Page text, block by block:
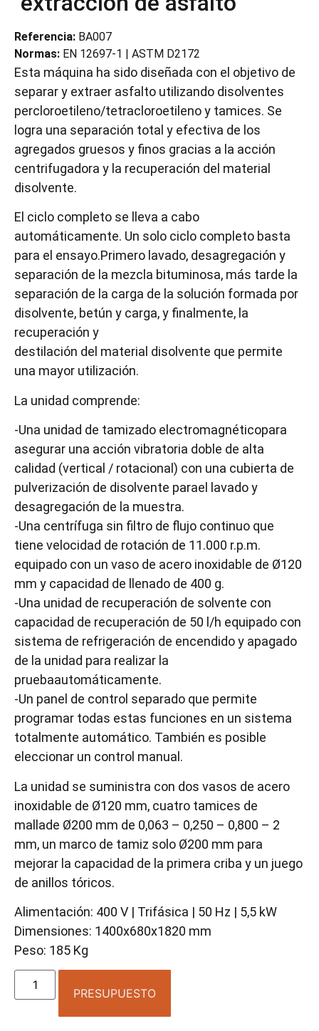
Referencia: BA007
Normas: EN 12697-1 | ASTM D2172
Esta máquina ha sido diseñada con el objetivo de
separar y extraer asfalto utilizando disolventes
percloroetileno/tetracloroetileno y tamices. Se
logra una separación total y efectiva de los
agregados gruesos y finos gracias a la acción
centrifugadora y la recuperación del material
disolvente.
El ciclo completo se lleva a cabo
automáticamente. Un solo ciclo completo basta
para el ensayo.Primero lavado, desagregación y
separación de la mezcla bituminosa, más tarde la
separación de la carga de la solución formada por
disolvente, betún y carga, y finalmente, la
recuperación y
destilación del material disolvente que permite
una mayor utilización.
La unidad comprende:
-Una unidad de tamizado electromagnéticopara
asegurar una acción vibratoria doble de alta
calidad (vertical / rotacional) con una cubierta de
pulverización de disolvente parael lavado y
desagregación de la muestra.
-Una centrífuga sin filtro de flujo continuo que
tiene velocidad de rotación de 11.000 r.p.m.
equipado con un vaso de acero inoxidable de Ø120
mm y capacidad de llenado de 400 g.
-Una unidad de recuperación de solvente con
capacidad de recuperación de 50 l/h equipado con
sistema de refrigeración de encendido y apagado
de la unidad para realizar la
pruebaautomáticamente.
-Un panel de control separado que permite
programar todas estas funciones en un sistema
totalmente automático. También es posible
eleccionar un control manual.
La unidad se suministra con dos vasos de acero
inoxidable de Ø120 mm, cuatro tamices de
mallade Ø200 mm de 0,063 – 0,250 – 0,800 – 2
mm, un marco de tamiz solo Ø200 mm para
mejorar la capacidad de la primera criba y un juego
de anillos tóricos.
Alimentación: 400 V | Trifásica | 50 Hz | 5,5 kW
Dimensiones: 1400x680x1820 mm
Peso: 185 Kg
PRESUPUESTO